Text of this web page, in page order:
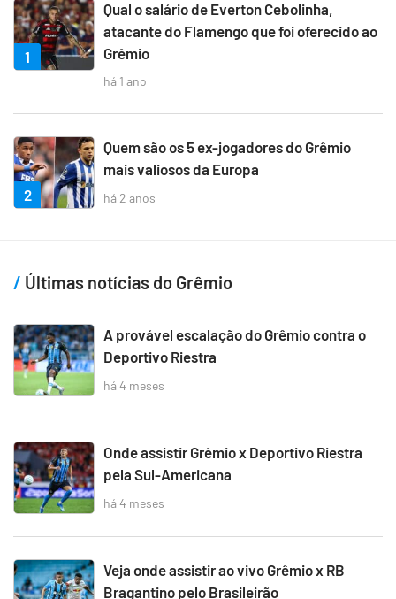
1
Qual o salário de Everton Cebolinha,
atacante do Flamengo que foi oferecido ao
Grêmio
há 1 ano
2
Quem são os 5 ex-jogadores do Grêmio
mais valiosos da Europa
há 2 anos
Últimas notícias do Grêmio
A provável escalação do Grêmio contra o
Deportivo Riestra
há 4 meses
Onde assistir Grêmio x Deportivo Riestra
pela Sul-Americana
há 4 meses
Veja onde assistir ao vivo Grêmio x RB
Bragantino pelo Brasileirão